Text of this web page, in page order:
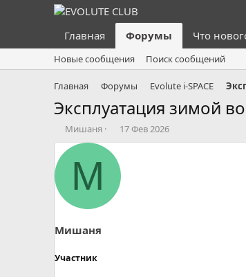
Главная Форумы Что
Новые сообщения Поиск сообщений
Главная Форумы Evolute i⁠-⁠SPACE
Эксплуатация зимой
А
в
т
е
ы
Мишаня
Д
а
а
н
а
17 Фев 2026
М
Мишаня
Участник